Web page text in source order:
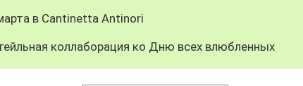
в Cantinetta Antinori
коллаборация ко Дню всех влюбленных